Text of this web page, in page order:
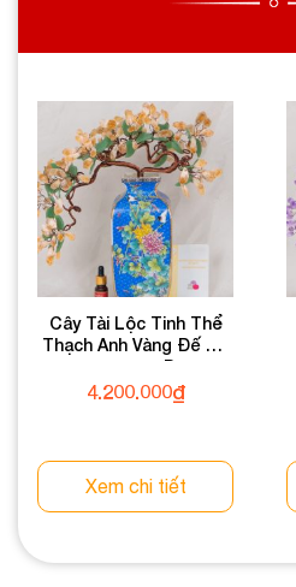
Cây Tài Lộc Tinh Thể
Thạch Anh Vàng Đế Sứ
46cm 018-137D03-46
4.200.000₫
Xem chi tiết